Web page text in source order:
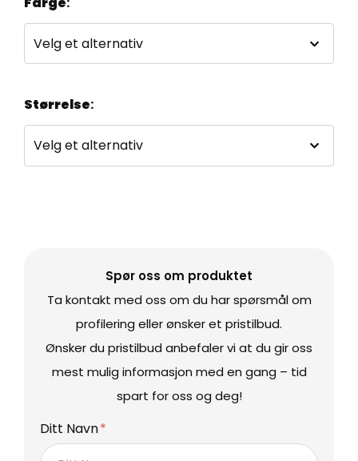
Størrelse:
Spør oss om produktet
Ta kontakt med oss om du har spørsmål om
profilering eller ønsker et pristilbud.
Ønsker du pristilbud anbefaler vi at du gir oss
mest mulig informasjon med en gang – tid
spart for oss og deg!
Ditt Navn